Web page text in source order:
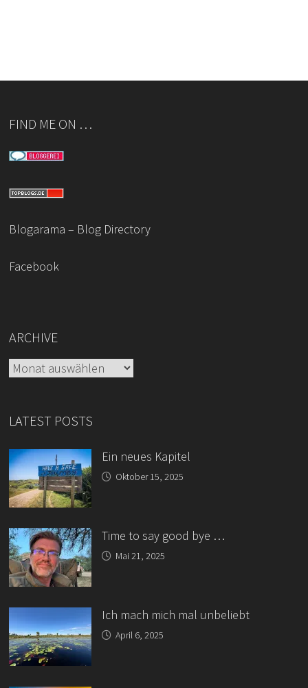
FIND ME ON …
Blogarama – Blog Directory
Facebook
ARCHIVE
Archive
LATEST POSTS
Ein neues Kapitel
Oktober 15, 2025
Time to say good bye …
Mai 21, 2025
Ich mach mich mal unbeliebt
April 6, 2025